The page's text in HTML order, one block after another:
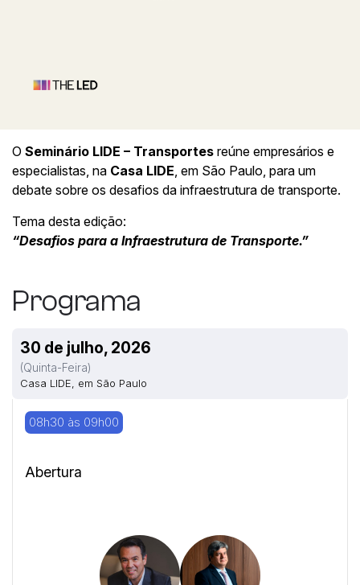
O Seminário LIDE – Transportes reúne empresários e
especialistas, na Casa LIDE , em São Paulo, para um
debate sobre os desafios da infraestrutura de transporte.
Tema desta edição:
“Desafios para a Infraestrutura de Transporte.”
Programa
30 de julho, 2026
(quinta-Feira)
Casa LIDE, em São Paulo
08h30 às 09h00
Abertura